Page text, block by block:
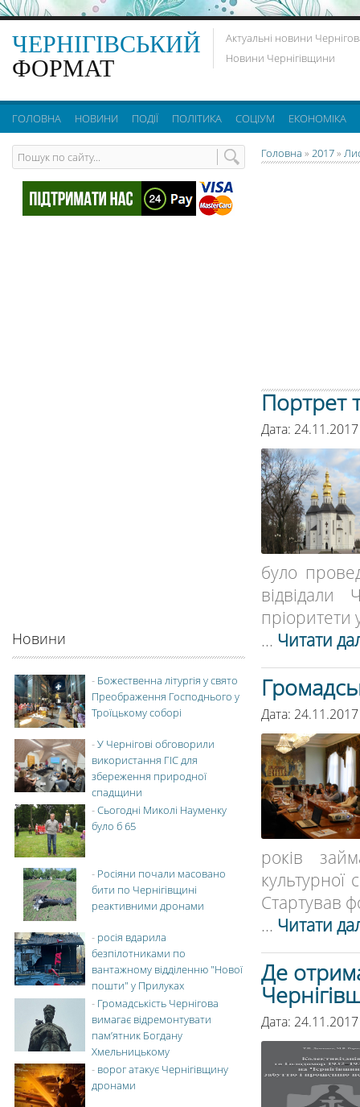
ЧЕРНІГІВСЬКИЙ
ФОРМАТ
Актуальні новини
Новини Чернігівщини
ГОЛОВНА НОВИНИ ПОДІЇ ПОЛІТИКА СОЦІУМ ЕКОНОМІКА
Головна » 2017»
Портрет
Дата:
було
відвідали
пріоритети
... Читати
Дата:
років
культурної
Стартував
... Читати
Де
Дата:
Новини
- Божественна літургія у свято
Преображення Господнього у
Троїцькому соборі
-У Чернігові обговорили
використання ГІС для
збереження природної
спадщини
-Сьогодні Миколі Науменку
було б 65
- Росіяни почали масовано
бити по Чернігівщині
реактивними дронами
- росія вдарила
безпілотниками по
вантажному відділенню "Нової
пошти" у Прилуках
- Громадськість Чернігова
вимагає відремонтувати
пам’ятник Богдану
Хмельницькому
- ворог атакує Чернігівщину
дронами